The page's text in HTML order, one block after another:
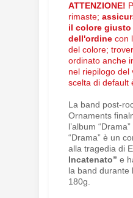
ATTENZIONE!
rimaste;
il colore giusto
dell'ordine con
del colore;
ordinato anche
nel riepilogo del
scelta di default
La band post-
Ornaments
l’album
“Drama” è un
alla tragedia di
Incatenato” e
la band durante
180g.